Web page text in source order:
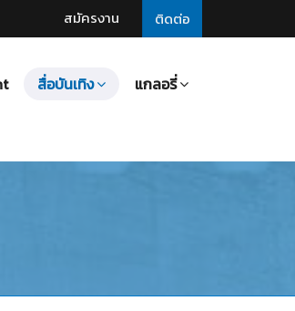
ติดต่อ
สมัครงาน
สื่อบันเทิง แกลอรี่